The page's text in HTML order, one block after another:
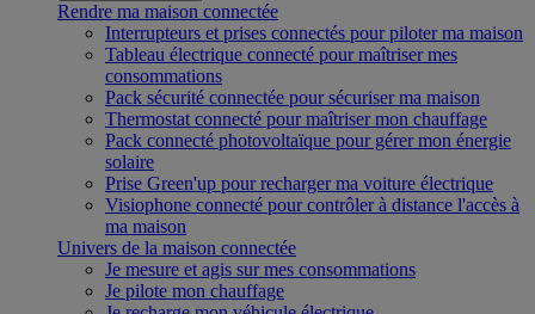
Rendre ma maison connectée
Interrupteurs et prises connectés pour piloter ma maison
Tableau électrique connecté pour maîtriser mes
consommations
Pack sécurité connectée pour sécuriser ma maison
Thermostat connecté pour maîtriser mon chauffage
Pack connecté photovoltaïque pour gérer mon énergie
solaire
Prise Green'up pour recharger ma voiture électrique
Visiophone connecté pour contrôler à distance l'accès à
ma maison
Univers de la maison connectée
Je mesure et agis sur mes consommations
Je pilote mon chauffage